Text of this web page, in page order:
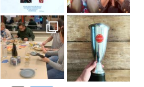
Nous avons clôturé le modu
] Pendant